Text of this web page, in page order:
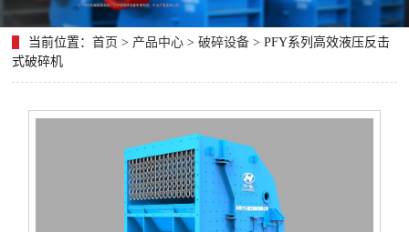
当前位置：首页 > 产品中心 >破碎设备 > PFY系列高效液压反击
式破碎机